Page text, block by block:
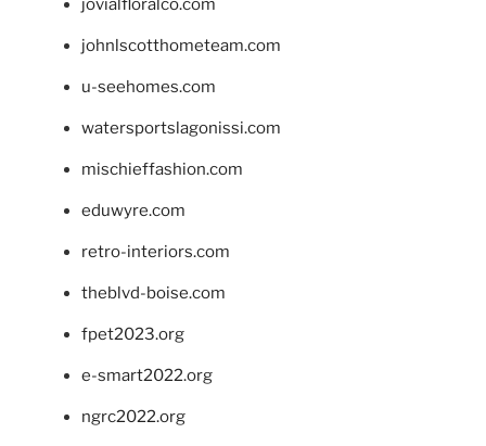
jovialfloralco.com
johnlscotthometeam.com
u-seehomes.com
watersportslagonissi.com
mischieffashion.com
eduwyre.com
retro-interiors.com
theblvd-boise.com
fpet2023.org
e-smart2022.org
ngrc2022.org